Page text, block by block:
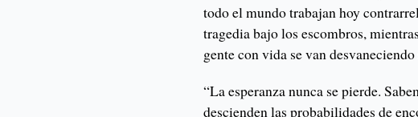
todo el mundo trabajan hoy
tragedia bajo los escombros,
gente con vida se van
“La esperanza nunca se pierde.
descienden las probabilidades de